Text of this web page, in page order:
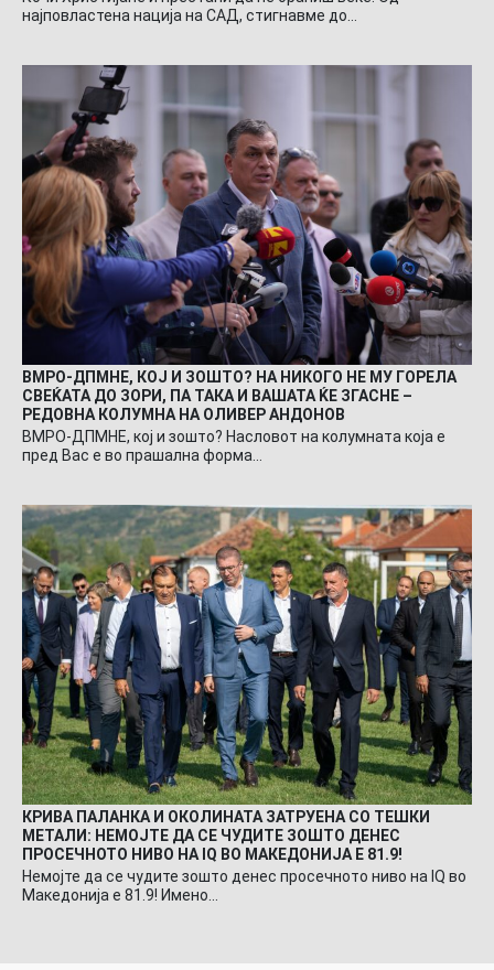
најповластена нација на САД, стигнавме до…
ВМРО-ДПМНЕ, КОЈ И ЗОШТО? НА НИКОГО НЕ МУ ГОРЕЛА
СВЕЌАТА ДО ЗОРИ, ПА ТАКА И ВАШАТА ЌЕ ЗГАСНЕ –
РЕДОВНА КОЛУМНА НА ОЛИВЕР АНДОНОВ
ВМРО-ДПМНЕ, кој и зошто? Насловот на колумната која е
пред Вас е во прашална форма…
КРИВА ПАЛАНКА И ОКОЛИНАТА ЗАТРУЕНА СО ТЕШКИ
МЕТАЛИ: НЕМОЈТЕ ДА СЕ ЧУДИТЕ ЗОШТО ДЕНЕС
ПРОСЕЧНОТО НИВО НА IQ ВО МАКЕДОНИЈА Е 81.9!
Немојте да се чудите зошто денес просечното ниво на IQ во
Македонија е 81.9! Имено…